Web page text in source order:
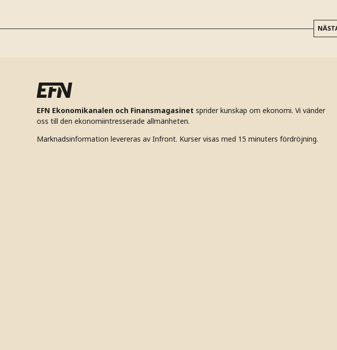
EFN Ekonomikanalen och Finansmagasinet sprider kunskap om ekonomi. Vi vänder
oss till den ekonomiintresserade allmänheten.
Marknadsinformation levereras av Infront. Kurser visas med 15 minuters fördröjning.